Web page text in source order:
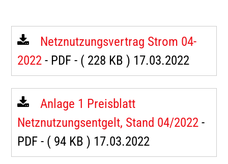
Netznutzungsvertrag Strom 04-
2022- PDF - ( 228 KB ) 17.03.2022
Anlage 1 Preisblatt
Netznutzungsentgelt, Stand 04/2022-
PDF - ( 94 KB ) 17.03.2022